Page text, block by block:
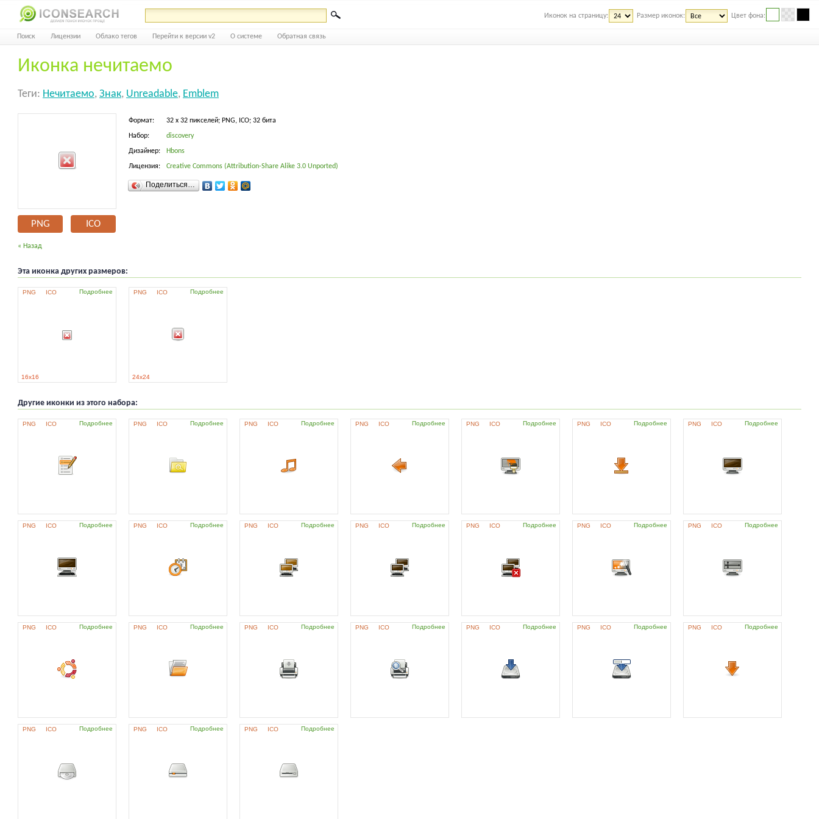
Иконок на страницу: Размер иконок: Цвет фона:
Поиск Лицензии Облако тегов Перейти к версии v2 О системе Обратная связь
Иконка нечитаемо
Теги: Нечитаемо, Знак, Unreadable, Emblem
PNG ICO
Формат: 32 x 32 пикселей; PNG, ICO; 32 бита
Набор: discovery
Дизайнер: Hbons
Лицензия: Creative Commons (Attribution-Share Alike 3.0 Unported)
Поделиться…
« Назад
Эта иконка других размеров:
PNG ICO Подробнее
16x16
PNG ICO Подробнее
24x24
Другие иконки из этого набора:
PNG ICO Подробнее PNG ICO Подробнее PNG ICO Подробнее PNG ICO Подробнее PNG ICO Подробнее PNG ICO Подробнее PNG ICO Подробнее
PNG ICO Подробнее PNG ICO Подробнее PNG ICO Подробнее PNG ICO Подробнее PNG ICO Подробнее PNG ICO Подробнее PNG ICO Подробнее
PNG ICO Подробнее PNG ICO Подробнее PNG ICO Подробнее PNG ICO Подробнее PNG ICO Подробнее PNG ICO Подробнее PNG ICO Подробнее
PNG ICO Подробнее PNG ICO Подробнее PNG ICO Подробнее